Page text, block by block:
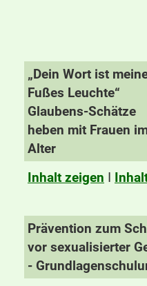
„Dein Wort ist
Fußes Leuchte“
Glaubens-Schätze
heben mit Frauen
Alter
Inhalt zeigen I
Prävention zum
vor sexualisierter
-